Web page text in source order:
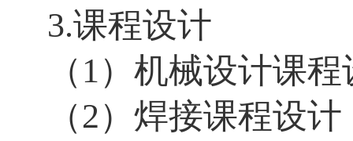
3.课程设计
（1）机械设计课
（2）焊接课程设